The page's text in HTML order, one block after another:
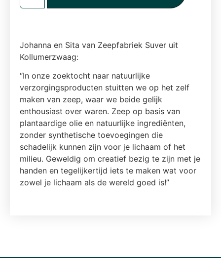
Johanna en Sita van Zeepfabriek Suver uit
Kollumerzwaag:
“In onze zoektocht naar natuurlijke
verzorgingsproducten stuitten we op het zelf
maken van zeep, waar we beide gelijk
enthousiast over waren. Zeep op basis van
plantaardige olie en natuurlijke ingrediënten,
zonder synthetische toevoegingen die
schadelijk kunnen zijn voor je lichaam of het
milieu. Geweldig om creatief bezig te zijn met je
handen en tegelijkertijd iets te maken wat voor
zowel je lichaam als de wereld goed is!”